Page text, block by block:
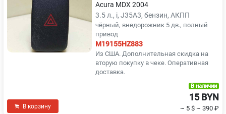
Acura MDX 2004
3.5 л., i, J35A3, бензин, АКПП
чёрный, внедорожник 5 дв., полный
привод
M19155HZ883
Из США. Дополнительная скидка на
вторую покупку в чеке. Оперативная
доставка.
В корзину
В наличии
15 BYN
~ 5 $ ~ 390 ₽